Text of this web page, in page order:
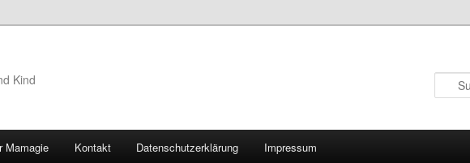
Kind
Mamagie Kontakt Datenschutzerklärung Impressum